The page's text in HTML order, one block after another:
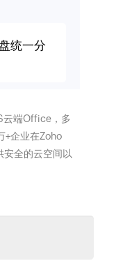
统一分
云端Office，多
+企业在Zoho
全的云空间以